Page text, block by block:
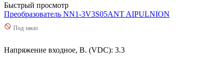
Быстрый просмотр
Преобразователь NN1-3V3S05ANT AIPULNION
Под заказ
Напряжение входное, В. (VDC): 3.3